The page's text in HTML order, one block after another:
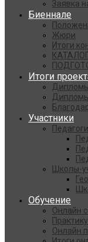
Заявка
Биеннале
Жюри
Итоги
Итоги
Участники
Педагоги
Школы-
Обучение
Онлайн
Онлайн